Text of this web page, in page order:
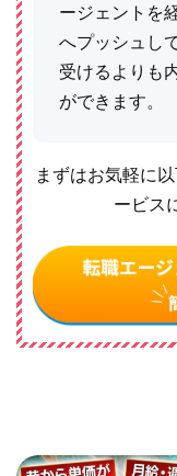
ージェントを
へプッシュし
受けるよりも
ができます。
まずはお気軽に
ービス